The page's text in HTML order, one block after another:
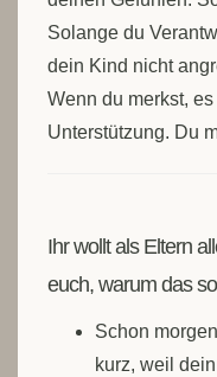
Solange du
dein Kind nicht
Wenn du merkst,
Unterstützung. Du
Ihr wollt als Eltern
euch, warum das
Schon
kurz, weil